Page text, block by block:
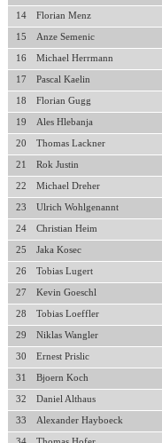
14 Florian Menz
15 Anze Semenic
16 Michael Herrmann
17 Pascal Kaelin
18 Florian Gugg
19 Ales Hlebanja
20 Thomas Lackner
21 Rok Justin
22 Michael Dreher
23 Ulrich Wohlgenannt
24 Christian Heim
25 Jaka Kosec
26 Tobias Lugert
27 Kevin Goeschl
28 Tobias Loeffler
29 Niklas Wangler
30 Ernest Prislic
31 Bjoern Koch
32 Daniel Althaus
33 Alexander Hayboeck